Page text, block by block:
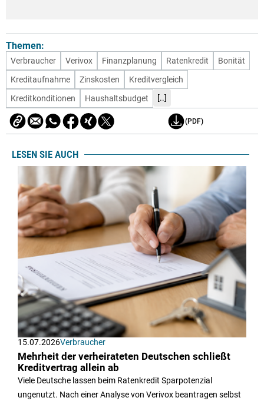
Themen:
Verbraucher Verivox Finanzplanung Ratenkredit
Bonität
Kreditaufnahme
Zinskosten
Kreditvergleich
Kreditkonditionen
Haushaltsbudget [..]
(PDF)
LESEN SIE AUCH
15.07.2026Verbraucher
Mehrheit der verheirateten Deutschen schließt
Kreditvertrag allein ab
Viele Deutsche lassen beim Ratenkredit Sparpotenzial
ungenutzt. Nach einer Analyse von Verivox beantragen selbst